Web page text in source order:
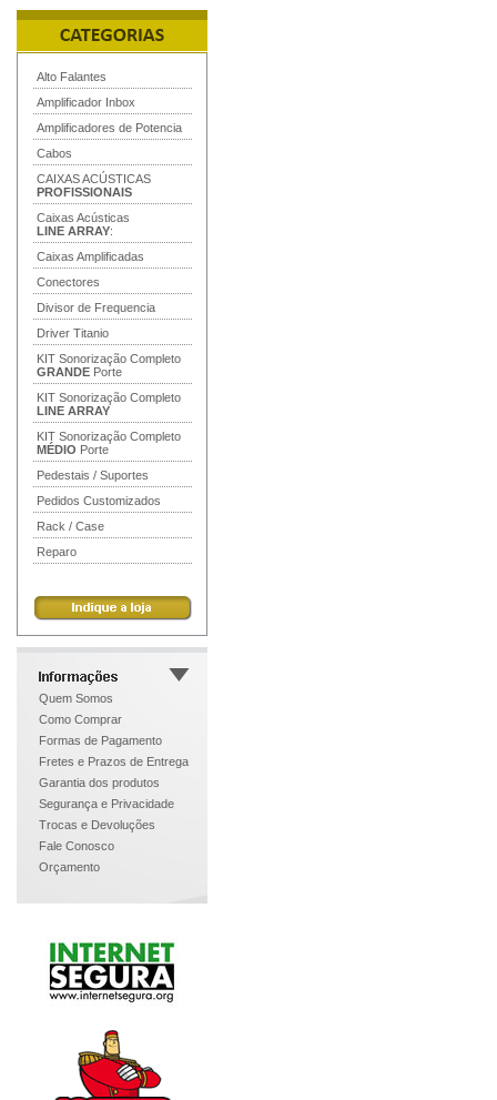
Alto Falantes
Amplificador Inbox
Amplificadores de Potencia
Cabos
CAIXAS ACÚSTICAS
PROFISSIONAIS
Caixas Acústicas
LINE ARRAY:
Caixas Amplificadas
Conectores
Divisor de Frequencia
Driver Titanio
KIT Sonorização Completo
GRANDE Porte
KIT Sonorização Completo
LINE ARRAY
KIT Sonorização Completo
MÉDIO Porte
Pedestais / Suportes
Pedidos Customizados
Rack / Case
Reparo
Quem Somos
Como Comprar
Formas de Pagamento
Fretes e Prazos de Entrega
Garantia dos produtos
Segurança e Privacidade
Trocas e Devoluções
Fale Conosco
Orçamento